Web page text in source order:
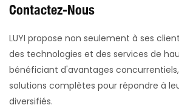
Contactez-Nous
LUYI propose non seulement à ses
des technologies et des services de
bénéficiant d'avantages
solutions complètes pour répondre à
diversifiés.